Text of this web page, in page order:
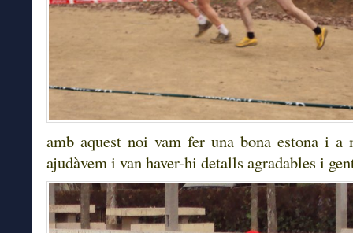
amb aquest noi vam fer una bona estona i a
ajudàvem i van haver-hi detalls agradables i